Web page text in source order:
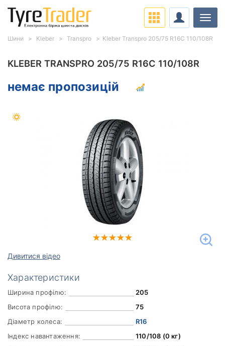
KLEBER TRANSPRO 205/75 R16C 110/108R
немає пропозицій
Дивитися відео
Характеристики
Ширина профілю:
205
Висота профілю:
75
Діаметр колеса:
R16
Індекс навантаження:
110/108 (0 кг)
Шини Kleber Transpro Kleber Transpro 205/75 R16C 110/108R